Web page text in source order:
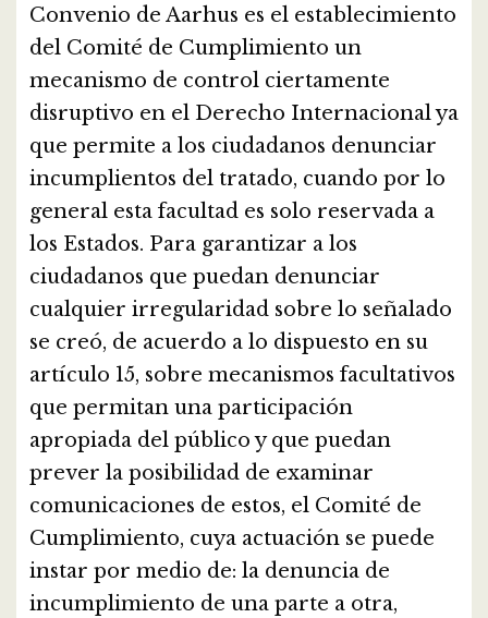
Convenio de Aarhus es el establecimiento
del Comité de Cumplimiento un
mecanismo de control ciertamente
disruptivo en el Derecho Internacional ya
que permite a los ciudadanos denunciar
incumplientos del tratado, cuando por lo
general esta facultad es solo reservada a
los Estados. Para garantizar a los
ciudadanos que puedan denunciar
cualquier irregularidad sobre lo señalado
se creó, de acuerdo a lo dispuesto en su
artículo 15, sobre mecanismos facultativos
que permitan una participación
apropiada del público y que puedan
prever la posibilidad de examinar
comunicaciones de estos, el Comité de
Cumplimiento, cuya actuación se puede
instar por medio de: la denuncia de
incumplimiento de una parte a otra,